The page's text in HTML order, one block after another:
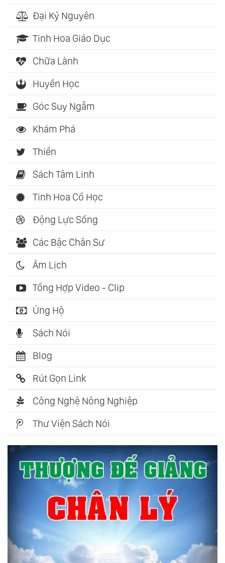
Đại Kỷ Nguyên
Tinh Hoa Giáo Dục
Chữa Lành
Huyền Học
Góc Suy Ngẫm
Khám Phá
Thiền
Sách Tâm Linh
Tinh Hoa Cổ Học
Động Lực Sống
Các Bậc Chân Sư
Âm Lịch
Tổng Hợp Video - Clip
Ủng Hộ
Sách Nói
Blog
Rút Gọn Link
Công Nghệ Nông Nghiệp
Thư Viện Sách Nói